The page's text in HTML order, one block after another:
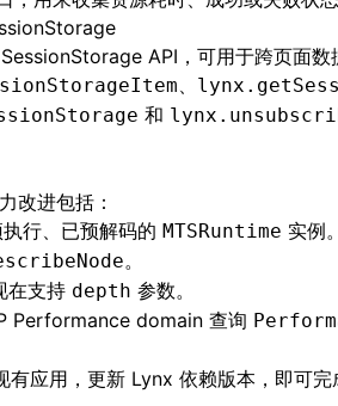
API，可用于跨页面
、
和
改进包括：
行、已预解码的 MTSRuntime 实例。
。
在支持 depth 参数。
Performance domain 查询
有应用 ，更新 Lynx 依赖版本，即可